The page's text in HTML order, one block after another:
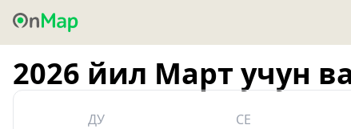
2026 йил Март учун
ДУ СЕ